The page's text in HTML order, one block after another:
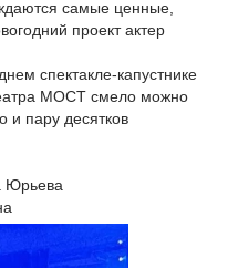
самые ценные,
проект актер
спектакле-капустнике
МОСТ смело можно
и пару десятков
Юрьева